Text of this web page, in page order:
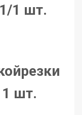
1 шт.
1 шт.